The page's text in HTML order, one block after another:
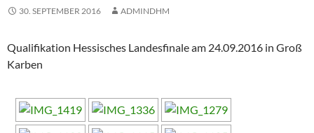
30. SEPTEMBER 2016 ADMINDHM
Qualifikation Hessisches Landesfinale am 24.09.2016 in Groß
Karben